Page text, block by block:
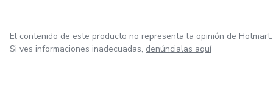
El contenido de este producto no representa la opinión de Hotmart.
Si ves informaciones inadecuadas, denúncialas aquí